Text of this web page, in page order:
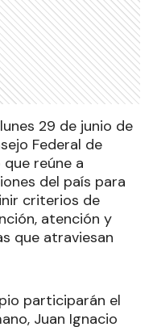
29 de junio de
Federal de
reúne a
del país para
criterios de
atención y
que atraviesan
participarán el
Juan Ignacio